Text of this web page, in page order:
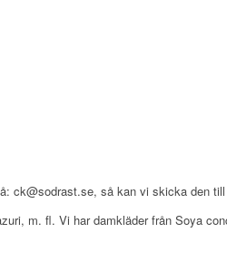
ck@sodrast.se, så kan vi skicka den
m. fl. Vi har damkläder från Soya